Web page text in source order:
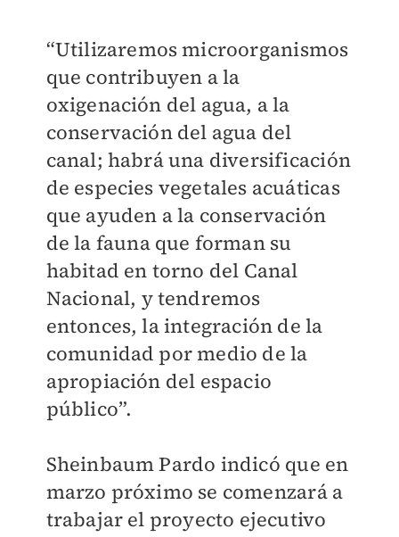
“Utilizaremos microorganismos
que contribuyen a la
oxigenación del agua, a la
conservación del agua del
canal; habrá una diversificación
de especies vegetales acuáticas
que ayuden a la conservación
de la fauna que forman su
habitad en torno del Canal
Nacional, y tendremos
entonces, la integración de la
comunidad por medio de la
apropiación del espacio
público”.
Sheinbaum Pardo indicó que en
marzo próximo se comenzará a
trabajar el proyecto ejecutivo